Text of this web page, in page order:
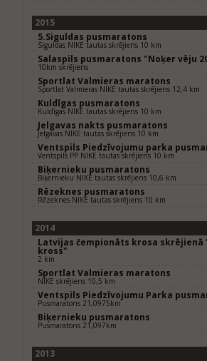
2015
5.Siguldas pusmaratons
Siguldas NIKE tautas skrējiens 10 km
Salaspils pusmaratons "Noķer vēju
10km skrējiens
Sportlat Valmieras maratons
Sportlat Valmieras NIKE tautas skrējiens 12,4 km
Kuldīgas pusmaratons
Kuldīgas NIKE tautas skrējiens 10 km
Jelgavas nakts pusmaratons
Jelgavas NIKE tautas skrējiens 10 km
Ventspils Piedzīvojumu parka
Ventspils PP NIKE tautas skrējiens 10 km
Biķernieku pusmaratons
Biķernieku NIKE tautas skrējiens 10,6 km
Rēzeknes pusmaratons
Rēzeknes NIKE tautas skrējiens 10 km
2014
Latvijas čempionāts krosa skrējienā
kross"
2 km
Sportlat Valmieras maratons
NIKE skrējiens 10,5 km
Ventspils Piedzīvojumu Parka
Pusmaratons 21,0975km
Biķernieku pusmaratons
Pusmaratons 21,097km
2013